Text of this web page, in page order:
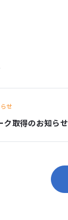
せ
ク取得のお知らせ